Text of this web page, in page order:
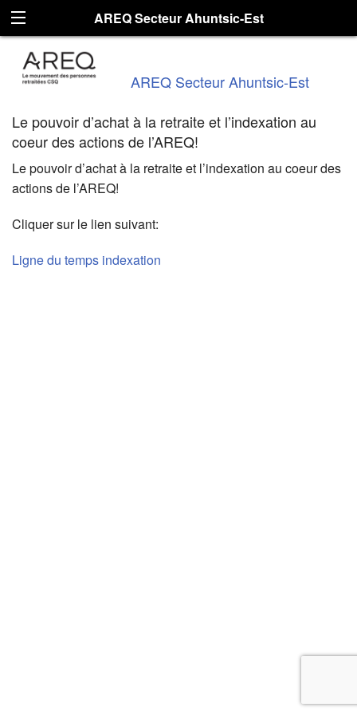
AREQ Secteur Ahuntsic-Est
AREQ Secteur Ahuntsic-Est
Le pouvoir d’achat à la retraite et l’indexation au
coeur des actions de l’AREQ!
Le pouvoir d’achat à la retraite et l’indexation au coeur des
actions de l’AREQ!
Cliquer sur le lien suivant:
Ligne du temps indexation